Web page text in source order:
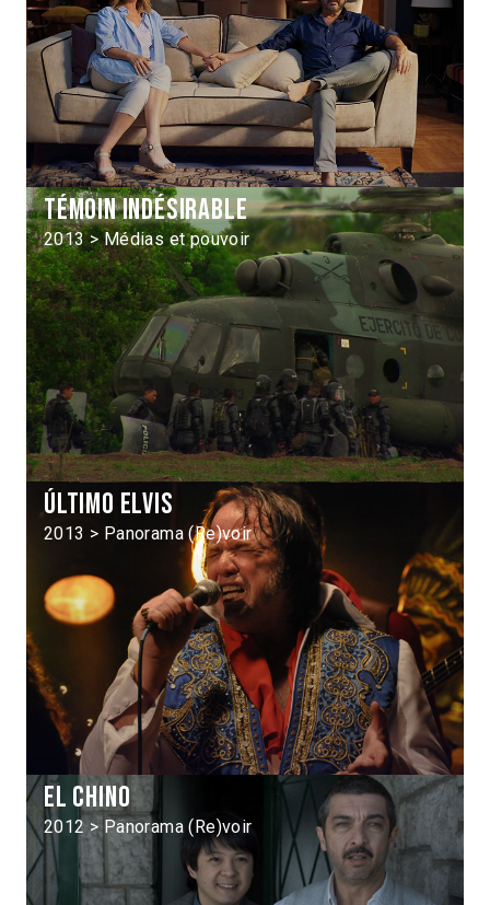
Témoin indésirable
2013 > Médias et pouvoir
Último Elvis
2013 > Panorama (Re)voir
El Chino
2012 > Panorama (Re)voir